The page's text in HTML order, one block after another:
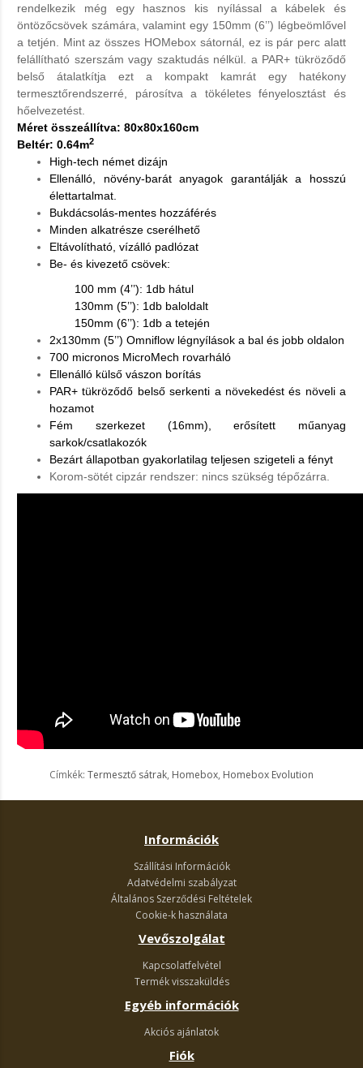
rendelkezik még egy hasznos kis nyílással a kábelek és
öntözőcsövek számára, valamint egy 150mm (6’’) légbeömlővel
a tetjén. Mint az összes HOMebox sátornál, ez is pár perc alatt
felállítható szerszám vagy szaktudás nélkül. a PAR+ tükröződő
belső átalatkítja ezt a kompakt kamrát egy hatékony
termesztőrendszerré, párosítva a tökéletes fényelosztást és
hőelvezetést.
Méret összeállítva: 80x80x160cm
Beltér: 0.64m2
High-tech német dizájn
Ellenálló, növény-barát anyagok garantálják a hosszú
élettartalmat.
Bukdácsolás-mentes hozzáférés
Minden alkatrésze cserélhető
Eltávolítható, vízálló padlózat
Be- és kivezető csövek:
100 mm (4’’): 1db hátul
130mm (5’’): 1db baloldalt
150mm (6’’): 1db a tetején
2x130mm (5’’) Omniflow légnyílások a bal és jobb oldalon
700 micronos MicroMech rovarháló
Ellenálló külső vászon borítás
PAR+ tükröződő belső serkenti a növekedést és növeli a
hozamot
Fém szerkezet (16mm), erősített műanyag
sarkok/csatlakozók
Bezárt állapotban gyakorlatilag teljesen szigeteli a fényt
Korom-sötét cipzár rendszer: nincs szükség tépőzárra.
Címkék: Termesztő sátrak, Homebox, Homebox Evolution
Információk
Szállítási Információk
Adatvédelmi szabályzat
Általános Szerződési Feltételek
Cookie-k használata
Vevőszolgálat
Kapcsolatfelvétel
Termék visszaküldés
Egyéb információk
Akciós ajánlatok
Fiók